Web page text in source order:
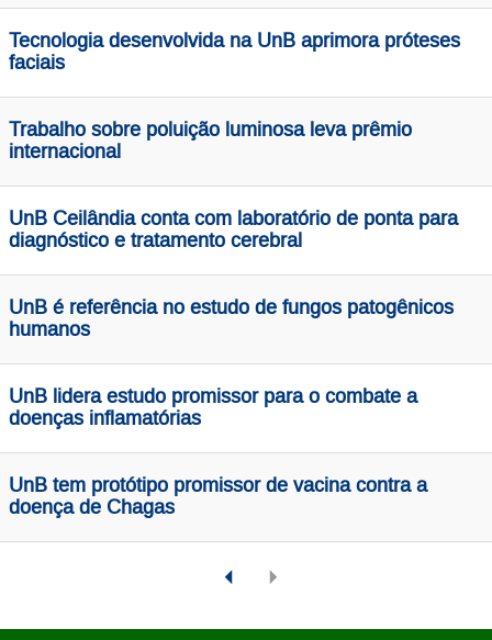
Tecnologia desenvolvida na UnB aprimora próteses
faciais
Trabalho sobre poluição luminosa leva prêmio
internacional
UnB Ceilândia conta com laboratório de ponta para
diagnóstico e tratamento cerebral
UnB é referência no estudo de fungos patogênicos
humanos
UnB lidera estudo promissor para o combate a
doenças inflamatórias
UnB tem protótipo promissor de vacina contra a
doença de Chagas